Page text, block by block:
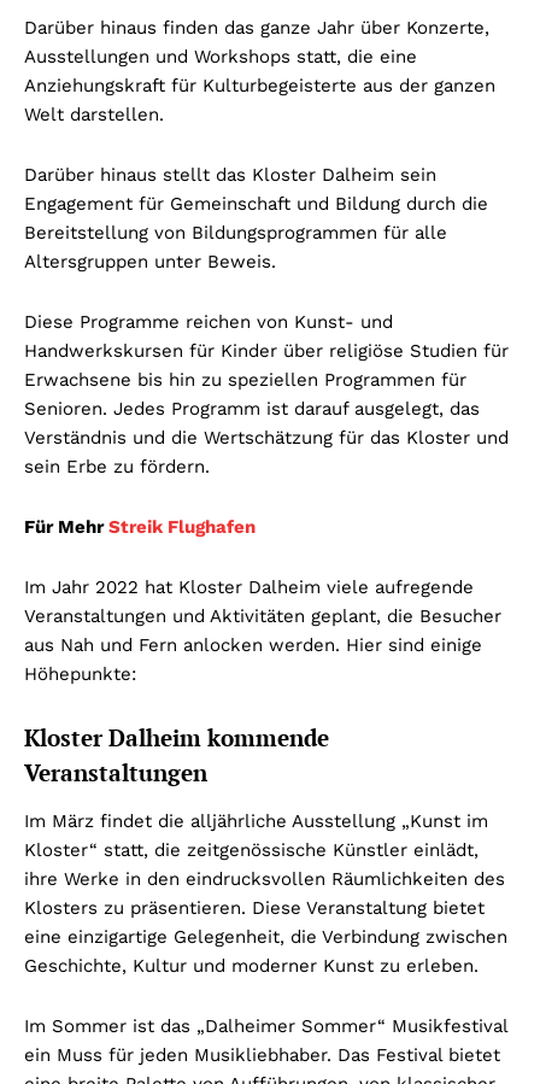
Darüber hinaus finden das ganze Jahr über Konzerte,
Ausstellungen und Workshops statt, die eine
Anziehungskraft für Kulturbegeisterte aus der ganzen
Welt darstellen.
Darüber hinaus stellt das Kloster Dalheim sein
Engagement für Gemeinschaft und Bildung durch die
Bereitstellung von Bildungsprogrammen für alle
Altersgruppen unter Beweis.
Diese Programme reichen von Kunst- und
Handwerkskursen für Kinder über religiöse Studien für
Erwachsene bis hin zu speziellen Programmen für
Senioren. Jedes Programm ist darauf ausgelegt, das
Verständnis und die Wertschätzung für das Kloster und
sein Erbe zu fördern.
Für MehrStreik Flughafen
Im Jahr 2022 hat Kloster Dalheim viele aufregende
Veranstaltungen und Aktivitäten geplant, die Besucher
aus Nah und Fern anlocken werden. Hier sind einige
Höhepunkte:
Kloster Dalheim kommende
Veranstaltungen
Im März findet die alljährliche Ausstellung „Kunst im
Kloster“ statt, die zeitgenössische Künstler einlädt,
ihre Werke in den eindrucksvollen Räumlichkeiten des
Klosters zu präsentieren. Diese Veranstaltung bietet
eine einzigartige Gelegenheit, die Verbindung zwischen
Geschichte, Kultur und moderner Kunst zu erleben.
Im Sommer ist das „Dalheimer Sommer“ Musikfestival
ein Muss für jeden Musikliebhaber. Das Festival bietet